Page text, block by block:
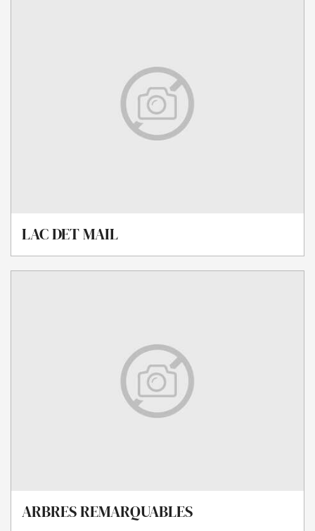
LAC DET MAIL
ARBRES REMARQUABLES